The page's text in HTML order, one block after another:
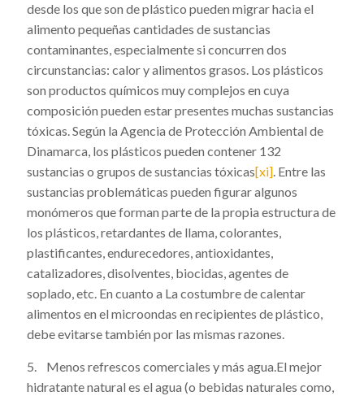
desde los que son de plástico pueden migrar hacia el
alimento pequeñas cantidades de sustancias
contaminantes, especialmente si concurren dos
circunstancias: calor y alimentos grasos. Los plásticos
son productos químicos muy complejos en cuya
composición pueden estar presentes muchas sustancias
tóxicas. Según la Agencia de Protección Ambiental de
Dinamarca, los plásticos pueden contener 132
sustancias o grupos de sustancias tóxicas[xi]. Entre las
sustancias problemáticas pueden figurar algunos
monómeros que forman parte de la propia estructura de
los plásticos, retardantes de llama, colorantes,
plastificantes, endurecedores, antioxidantes,
catalizadores, disolventes, biocidas, agentes de
soplado, etc. En cuanto a La costumbre de calentar
alimentos en el microondas en recipientes de plástico,
debe evitarse también por las mismas razones.
5. Menos refrescos comerciales y más agua.El mejor
hidratante natural es el agua (o bebidas naturales como,